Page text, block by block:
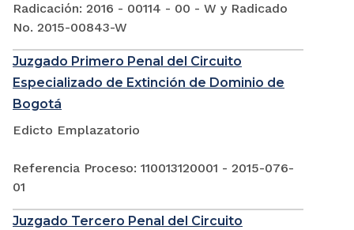
Radicación: 2016 - 00114 - 00 - W y Radicado
No. 2015-00843-W
Juzgado Primero Penal del Circuito
Especializado de Extinción de Dominio de
Bogotá
Edicto Emplazatorio
Referencia Proceso: 110013120001 - 2015-076-
01
Juzgado Tercero Penal del Circuito